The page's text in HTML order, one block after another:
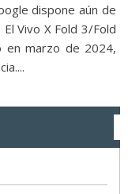
dispone aún de
Vivo X Fold 3/Fold
en marzo de 2024,